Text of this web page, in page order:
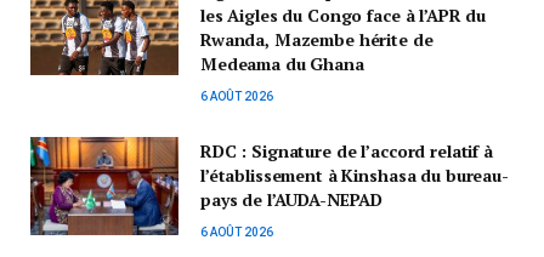
les Aigles du Congo face à l’APR du
Rwanda, Mazembe hérite de
Medeama du Ghana
6 AOÛT 2026
RDC : Signature de l’accord relatif à
l’établissement à Kinshasa du bureau-
pays de l’AUDA-NEPAD
6 AOÛT 2026